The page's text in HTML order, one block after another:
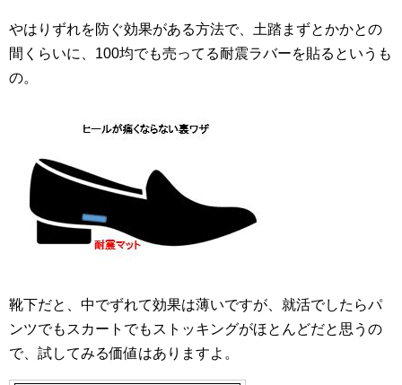
やはりずれを防ぐ効果がある方法で、土踏まずとかかとの
間くらいに、100均でも売ってる耐震ラバーを貼るというも
の。
靴下だと、中でずれて効果は薄いですが、就活でしたらパ
ンツでもスカートでもストッキングがほとんどだと思うの
で、試してみる価値はありますよ。